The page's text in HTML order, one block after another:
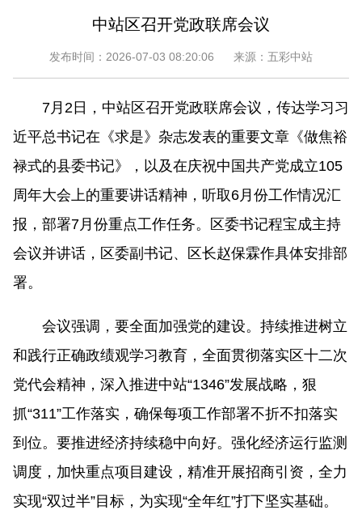
中站区召开党政联席会议
发布时间：2026-07-03 08:20:06 来源：五彩中站
7月2日，中站区召开党政联席会议，传达学习习
近平总书记在《求是》杂志发表的重要文章《做焦裕
禄式的县委书记》，以及在庆祝中国共产党成立105
周年大会上的重要讲话精神，听取6月份工作情况汇
报，部署7月份重点工作任务。区委书记程宝成主持
会议并讲话，区委副书记、区长赵保霖作具体安排部
署。
会议强调，要全面加强党的建设。持续推进树立
和践行正确政绩观学习教育，全面贯彻落实区十二次
党代会精神，深入推进中站“1346”发展战略，狠
抓“311”工作落实，确保每项工作部署不折不扣落实
到位。要推进经济持续稳中向好。强化经济运行监测
调度，加快重点项目建设，精准开展招商引资，全力
实现“双过半”目标，为实现“全年红”打下坚实基础。